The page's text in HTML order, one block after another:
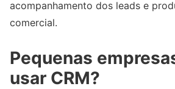
acompanhamento dos leads e
comercial.
Pequenas
usar CRM?